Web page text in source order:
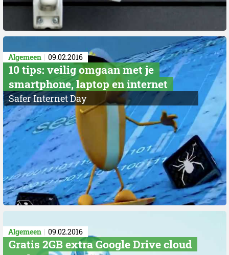
Algemeen 09.02.2016
10 tips: veilig omgaan met je
smartphone, laptop en internet
Safer Internet Day
Algemeen 09.02.2016
Gratis 2GB extra Google Drive cloud